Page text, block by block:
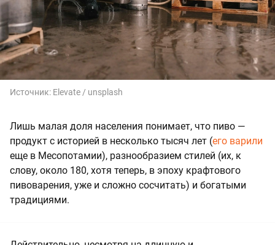
Источник: Elevate / unsplash
Лишь малая доля населения понимает, что пиво —
продукт с историей в несколько тысяч лет (его варили
еще в Месопотамии), разнообразием стилей (их, к
слову, около 180, хотя теперь, в эпоху крафтового
пивоварения, уже и сложно сосчитать) и богатыми
традициями.